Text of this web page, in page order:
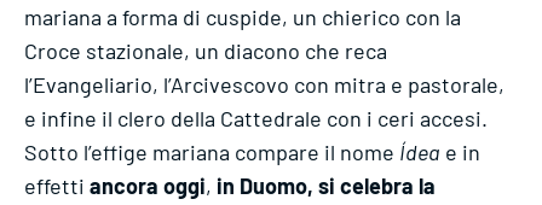
mariana a forma di cuspide, un chierico con la
Croce stazionale, un diacono che reca
l’Evangeliario, l’Arcivescovo con mitra e pastorale,
e infine il clero della Cattedrale con i ceri accesi.
Sotto l’effige mariana compare il nome Ídea e in
effetti ancora oggi, in Duomo, si celebra la